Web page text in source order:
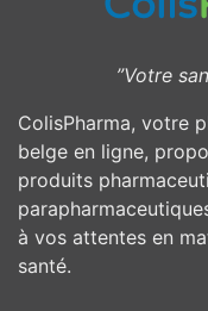
”Votre
ColisPharma, votre
belge en ligne,
produits
à vos attentes en
santé.